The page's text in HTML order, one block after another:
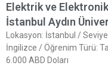
Elektrik ve
İstanbul Aydın
Lokasyon: İstanbul /
İngilizce / Öğrenim Türü:
6.000 ABD Doları